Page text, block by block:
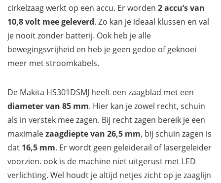
cirkelzaag werkt op een accu. Er worden 2 accu’s van
10,8 volt mee geleverd. Zo kan je ideaal klussen en val
je nooit zonder batterij. Ook heb je alle
bewegingsvrijheid en heb je geen gedoe of geknoei
meer met stroomkabels.
De Makita HS301DSMJ heeft een zaagblad met een
diameter van 85 mm. Hier kan je zowel recht, schuin
als in verstek mee zagen. Bij recht zagen bereik je een
maximalezaagdiepte van 26,5 mm, bij schuin zagen is
dat 16,5 mm. Er wordt geen geleiderail of lasergeleider
voorzien. ook is de machine niet uitgerust met LED
verlichting. Wel houdt je altijd netjes zicht op je zaaglijn